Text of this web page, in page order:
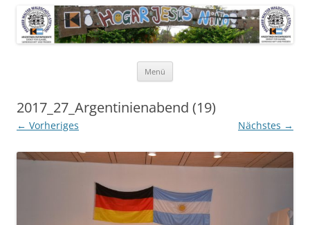
Menü
2017_27_Argentinienabend (19)
← Vorheriges Nächstes →